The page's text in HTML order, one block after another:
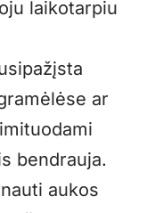
laikotarpiu
ar
bendrauja.
aukos